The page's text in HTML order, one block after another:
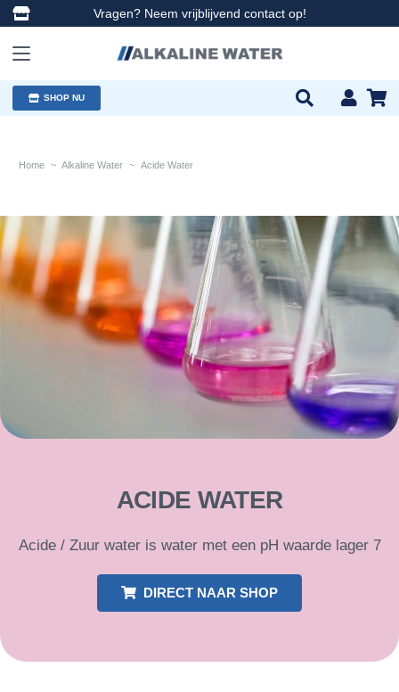
Vragen? Neem vrijblijvend contact op!
SHOP NU
Home ~ Alkaline Water ~ Acide Water
ACIDE WATER
Acide / Zuur water is water met een pH waarde lager 7
DIRECT NAAR SHOP